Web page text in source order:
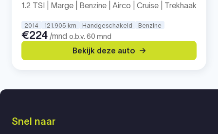
1.2 TSI | Marge | Benzine | Airco | Cruise | Trekhaak
2014 121.905 km Handgeschakeld Benzine
€224 /mnd o.b.v. 60 mnd
Bekijk deze auto
Snel naar